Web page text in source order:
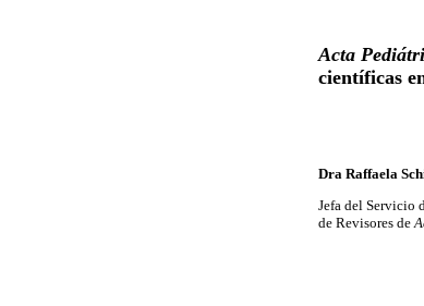
Acta
científicas
Dra Raffaela
Jefa del Servicio
de Revisores de